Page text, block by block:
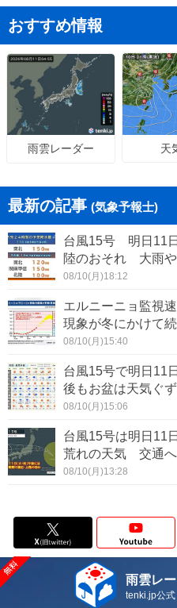
おすすめ情報
雨雲レーダー 天
最新の記事 (気象予報士)
台風15号 明日11
陸のおそれ 大雨
08/10(月)18:12
エルニーニョ監視
現象が冬にかけて
08/10(月)15:40
台風15号で明日11
後もお盆は天気ぐず
08/10(月)15:06
台風15号は明日11
荒れの天気 交通
08/10(月)13:28
雨雲レ
tenki.jp公